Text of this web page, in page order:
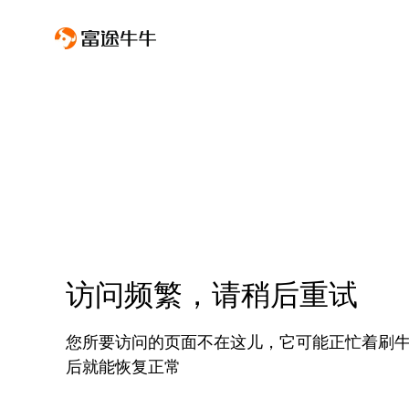
访问频繁，请稍后重试
您所要访问的页面不在这儿，它可能正忙着刷
后就能恢复正常